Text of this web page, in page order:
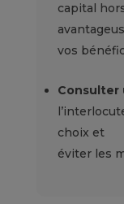
capital
vos
Consulter
choix et
éviter les